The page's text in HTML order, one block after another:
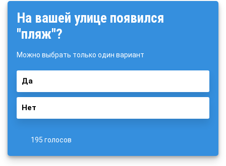
На вашей улице появился
"пляж"?
Можно выбрать только один вариант
Да
Нет
195 голосов